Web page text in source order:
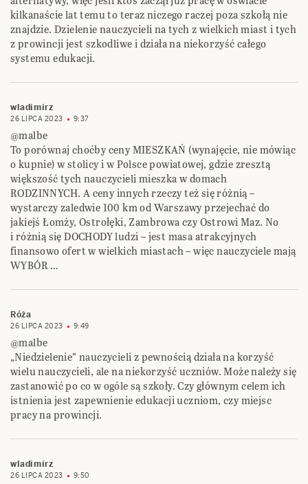
kilkanaście lat temu to teraz niczego raczej poza szkołą nie
znajdzie. Dzielenie nauczycieli na tych z wielkich miast i tych
z prowincji jest szkodliwe i działa na niekorzyść całego
systemu edukacji.
wladimirz
26 LIPCA 2023 9:37
@malbe
To porównaj choćby ceny MIESZKAŃ (wynajęcie, nie mówiąc
o kupnie) w stolicy i w Polsce powiatowej, gdzie zresztą
większość tych nauczycieli mieszka w domach
RODZINNYCH. A ceny innych rzeczy też się różnią –
wystarczy zaledwie 100 km od Warszawy przejechać do
jakiejś Łomży, Ostrołęki, Zambrowa czy Ostrowi Maz. No
i różnią się DOCHODY ludzi – jest masa atrakcyjnych
finansowo ofert w wielkich miastach – więc nauczyciele mają
WYBÓR …
Róża
26 LIPCA 2023 9:49
@malbe
„Niedzielenie” nauczycieli z pewnością działa na korzyść
wielu nauczycieli, ale na niekorzyść uczniów. Może należy się
zastanowić po co w ogóle są szkoły. Czy głównym celem ich
istnienia jest zapewnienie edukacji uczniom, czy miejsc
pracy na prowincji.
wladimirz
26 LIPCA 2023 9:50